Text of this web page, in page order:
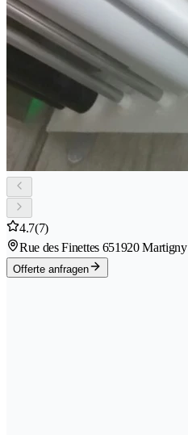
4.7(7)
Rue des Finettes 651920 Martigny
Offerte anfragen